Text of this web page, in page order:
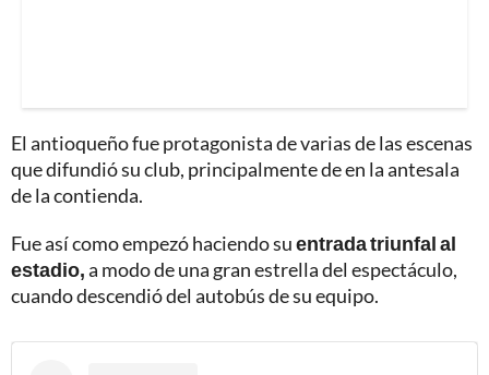
El antioqueño fue protagonista de varias de las escenas
que difundió su club, principalmente de en la antesala
de la contienda.
Fue así como empezó haciendo suentrada triunfal al
estadio,a modo de una gran estrella del espectáculo,
cuando descendió del autobús de su equipo.